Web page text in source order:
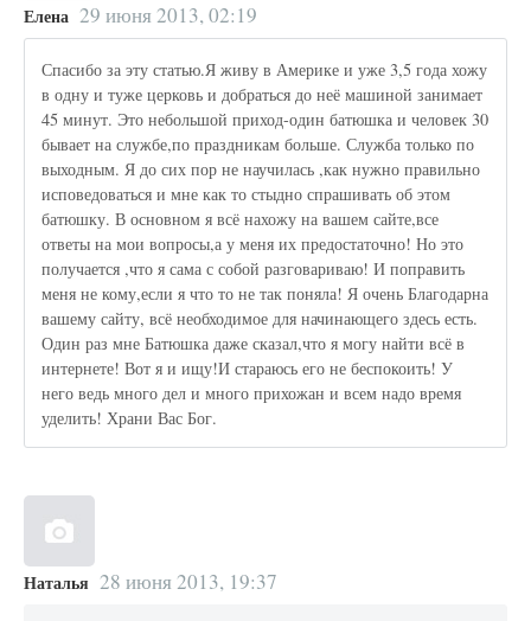
Елена 29 июня 2013, 02:19
Спасибо за эту статью.Я живу в Америке и уже 3,5 года хожу
в одну и туже церковь и добраться до неё машиной занимает
45 минут. Это небольшой приход-один батюшка и человек 30
бывает на службе,по праздникам больше. Служба только по
выходным. Я до сих пор не научилась ,как нужно правильно
исповедоваться и мне как то стыдно спрашивать об этом
батюшку. В основном я всё нахожу на вашем сайте,все
ответы на мои вопросы,а у меня их предостаточно! Но это
получается ,что я сама с собой разговариваю! И поправить
меня не кому,если я что то не так поняла! Я очень Благодарна
вашему сайту, всё необходимое для начинающего здесь есть.
Один раз мне Батюшка даже сказал,что я могу найти всё в
интернете! Вот я и ищу!И стараюсь его не беспокоить! У
него ведь много дел и много прихожан и всем надо время
уделить! Храни Вас Бог.
Наталья 28 июня 2013, 19:37